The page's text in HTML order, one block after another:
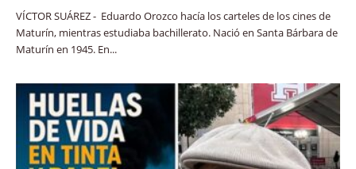
VÍCTOR SUÁREZ - Eduardo Orozco hacía los carteles de los cines de
Maturín, mientras estudiaba bachillerato. Nació en Santa Bárbara de
Maturín en 1945. En...